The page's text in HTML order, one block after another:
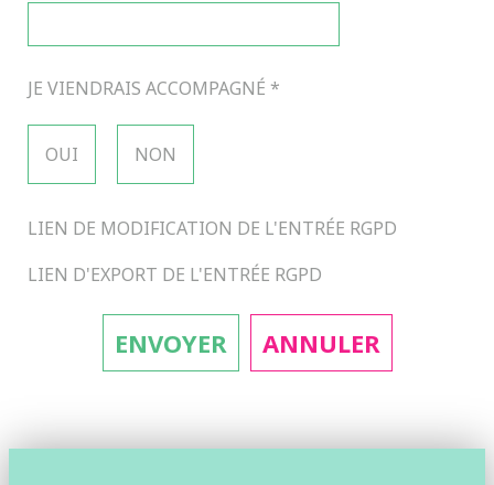
JE VIENDRAIS ACCOMPAGNÉ *
OUI NON
LIEN DE MODIFICATION DE L'ENTRÉE RGPD
LIEN D'EXPORT DE L'ENTRÉE RGPD